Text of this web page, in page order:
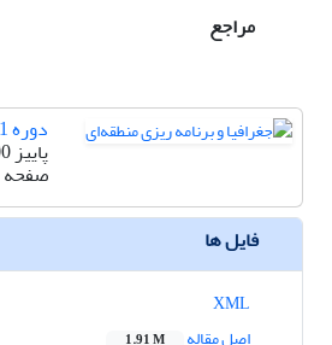
مراجع
دوره 11، شماره 44
پاییز 1400
صفحه
فایل ها